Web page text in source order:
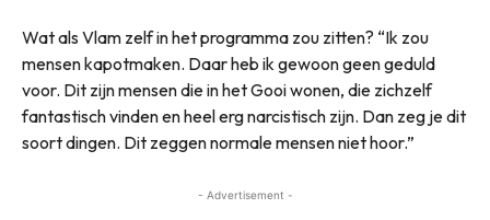
Wat als Vlam zelf in het programma zou zitten? “Ik zou
mensen kapotmaken. Daar heb ik gewoon geen geduld
voor. Dit zijn mensen die in het Gooi wonen, die zichzelf
fantastisch vinden en heel erg narcistisch zijn. Dan zeg je dit
soort dingen. Dit zeggen normale mensen niet hoor.”
- Advertisement -